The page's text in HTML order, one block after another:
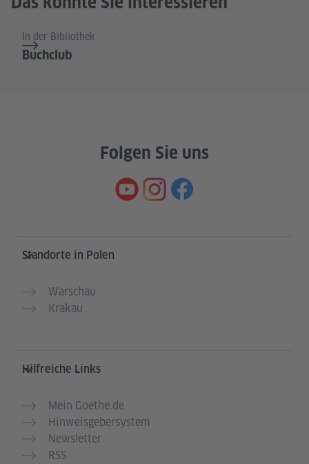
In der Bibliothek
Buchclub
Folgen Sie uns
Service- und Informationsbereich
Standorte in Polen
Warschau
Krakau
Hilfreiche Links
Mein Goethe.de
Hinweisgebersystem
Newsletter
RSS